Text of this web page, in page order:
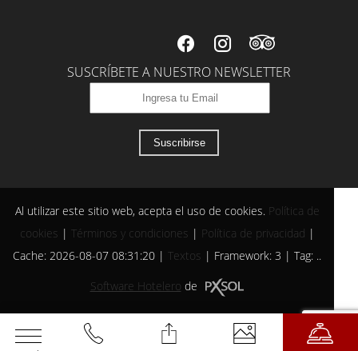
SUSCRÍBETE A NUESTRO NEWSLETTER
Suscribirse
Al utilizar este sitio web, acepta el uso de cookies. Política de
cookies | Términos y condiciones | Política de privacidad |
Cache: 2026-08-07 08:31:20 | Textos | Framework: 3 | Tag: ..
Software Hotelero de